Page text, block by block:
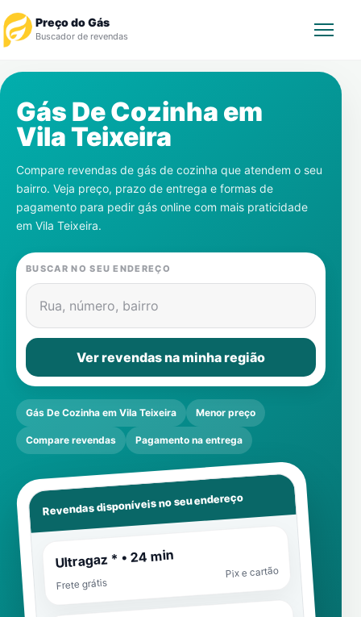
Preço do Gás
Buscador de revendas
Revendedor
Notícias
Cadastre-se
Gás
Contatos
Gás De Cozinha em
Vila Teixeira
Compare revendas de gás de cozinha que atendem o seu
bairro. Veja preço, prazo de entrega e formas de
pagamento para pedir gás online com mais praticidade
em Vila Teixeira.
BUSCAR NO SEU ENDEREÇO
Rua, número, bairro
Ver revendas na minha região
Gás De Cozinha em Vila Teixeira Menor preço
Compare revendas Pagamento na entrega
Revendas disponíveis no seu endereço
Ultragaz * • 24 min
Frete grátis
Pix e cartão